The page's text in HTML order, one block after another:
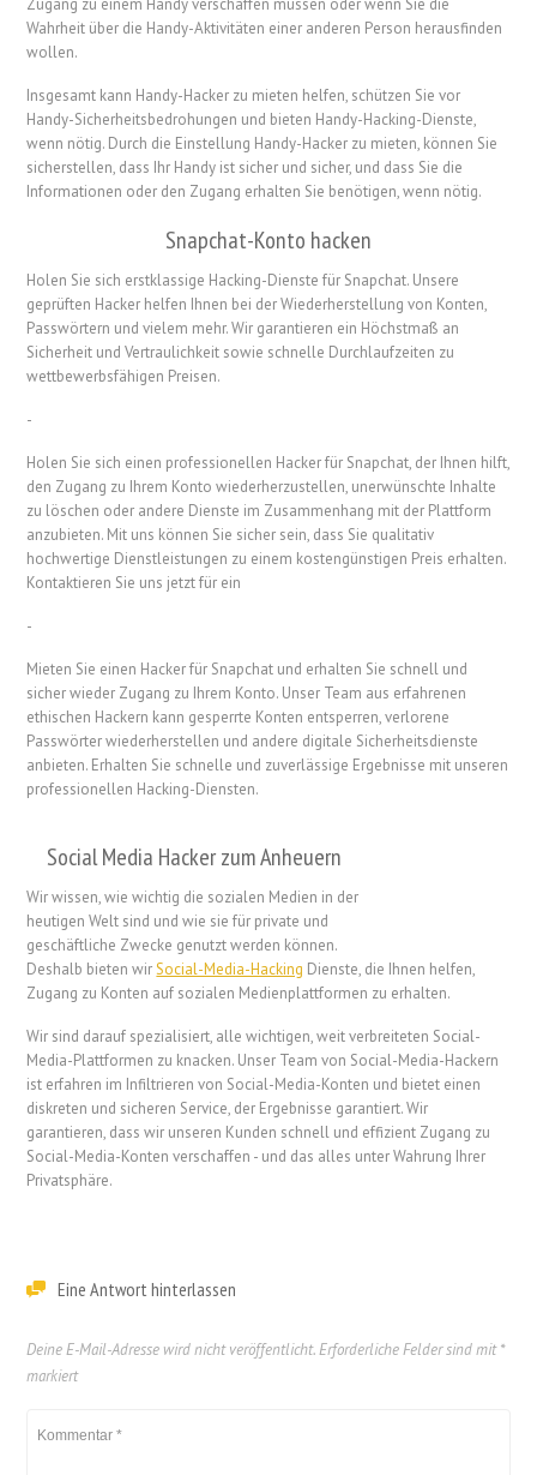
Zugang zu einem Handy verschaffen müssen oder wenn Sie die
Wahrheit über die Handy-Aktivitäten einer anderen Person herausfinden
wollen.
Insgesamt kann Handy-Hacker zu mieten helfen, schützen Sie vor
Handy-Sicherheitsbedrohungen und bieten Handy-Hacking-Dienste,
wenn nötig. Durch die Einstellung Handy-Hacker zu mieten, können Sie
sicherstellen, dass Ihr Handy ist sicher und sicher, und dass Sie die
Informationen oder den Zugang erhalten Sie benötigen, wenn nötig.
Snapchat-Konto hacken
Holen Sie sich erstklassige Hacking-Dienste für Snapchat. Unsere
geprüften Hacker helfen Ihnen bei der Wiederherstellung von Konten,
Passwörtern und vielem mehr. Wir garantieren ein Höchstmaß an
Sicherheit und Vertraulichkeit sowie schnelle Durchlaufzeiten zu
wettbewerbsfähigen Preisen.
-
Holen Sie sich einen professionellen Hacker für Snapchat, der Ihnen hilft,
den Zugang zu Ihrem Konto wiederherzustellen, unerwünschte Inhalte
zu löschen oder andere Dienste im Zusammenhang mit der Plattform
anzubieten. Mit uns können Sie sicher sein, dass Sie qualitativ
hochwertige Dienstleistungen zu einem kostengünstigen Preis erhalten.
Kontaktieren Sie uns jetzt für ein
-
Mieten Sie einen Hacker für Snapchat und erhalten Sie schnell und
sicher wieder Zugang zu Ihrem Konto. Unser Team aus erfahrenen
ethischen Hackern kann gesperrte Konten entsperren, verlorene
Passwörter wiederherstellen und andere digitale Sicherheitsdienste
anbieten. Erhalten Sie schnelle und zuverlässige Ergebnisse mit unseren
professionellen Hacking-Diensten.
Social Media Hacker zum Anheuern
Wir wissen, wie wichtig die sozialen Medien in der
heutigen Welt sind und wie sie für private und
geschäftliche Zwecke genutzt werden können.
Deshalb bieten wirSocial-Media-Hacking Dienste, die Ihnen helfen,
Zugang zu Konten auf sozialen Medienplattformen zu erhalten.
Wir sind darauf spezialisiert, alle wichtigen, weit verbreiteten Social-
Media-Plattformen zu knacken. Unser Team von Social-Media-Hackern
ist erfahren im Infiltrieren von Social-Media-Konten und bietet einen
diskreten und sicheren Service, der Ergebnisse garantiert. Wir
garantieren, dass wir unseren Kunden schnell und effizient Zugang zu
Social-Media-Konten verschaffen - und das alles unter Wahrung Ihrer
Privatsphäre.
Eine Antwort hinterlassen
Deine E-Mail-Adresse wird nicht veröffentlicht. Erforderliche Felder sind mit*
markiert